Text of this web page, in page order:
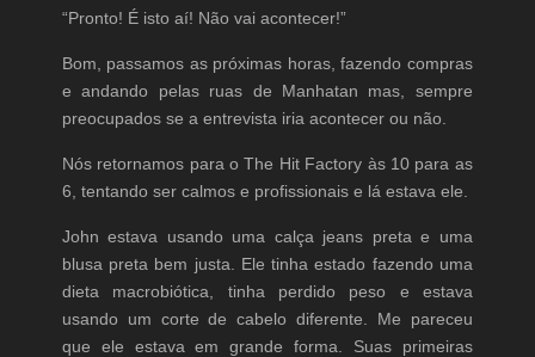
“Pronto! É isto aí! Não vai acontecer!”
Bom, passamos as próximas horas, fazendo compras
e andando pelas ruas de Manhatan mas, sempre
preocupados se a entrevista iria acontecer ou não.
Nós retornamos para o The Hit Factory às 10 para as
6, tentando ser calmos e profissionais e lá estava ele.
John estava usando uma calça jeans preta e uma
blusa preta bem justa. Ele tinha estado fazendo uma
dieta macrobiótica, tinha perdido peso e estava
usando um corte de cabelo diferente. Me pareceu
que ele estava em grande forma. Suas primeiras